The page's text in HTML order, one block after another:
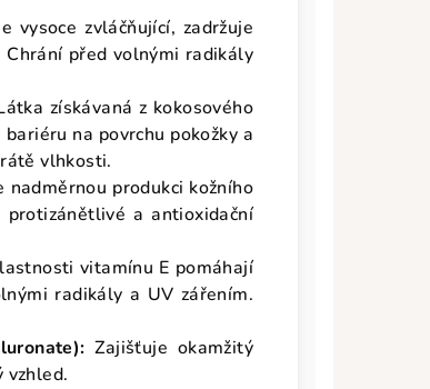
vysoce zvláčňující, zadržuje
Chrání před volnými radikály
získávaná z kokosového
na povrchu pokožky a
vlhkosti.
produkci kožního
a antioxidační
vitamínu E pomáhají
radikály a UV zářením.
Zajišťuje okamžitý
vzhled.